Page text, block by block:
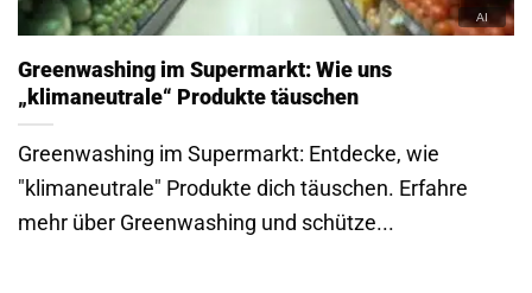
Greenwashing im Supermarkt: Wie uns
„klimaneutrale“ Produkte täuschen
Greenwashing im Supermarkt: Entdecke, wie
"klimaneutrale" Produkte dich täuschen. Erfahre
mehr über Greenwashing und schütze...